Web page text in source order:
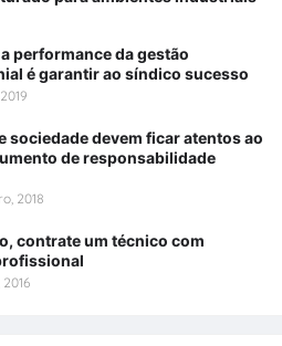
performance da gestão
é garantir ao síndico sucesso
sociedade devem ficar atentos ao
de responsabilidade
2018
contrate um técnico com